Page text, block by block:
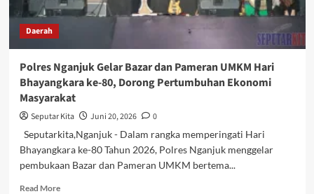
Daerah
Polres Nganjuk Gelar Bazar dan Pameran UMKM Hari
Bhayangkara ke-80, Dorong Pertumbuhan Ekonomi
Masyarakat
Seputar Kita Juni 20, 2026
0
Seputarkita,Nganjuk - Dalam rangka memperingati Hari
Bhayangkara ke-80 Tahun 2026, Polres Nganjuk menggelar
pembukaan Bazar dan Pameran UMKM bertema...
Read MoreRead